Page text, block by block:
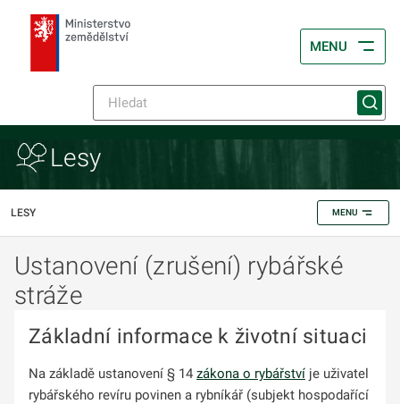
MENU
Lesy
LESY MENU
Ustanovení (zrušení) rybářské
stráže
Základní informace k životní situaci
Na základě ustanovení § 14 zákona o rybářství je uživatel
rybářského revíru povinen a rybníkář (subjekt hospodařící